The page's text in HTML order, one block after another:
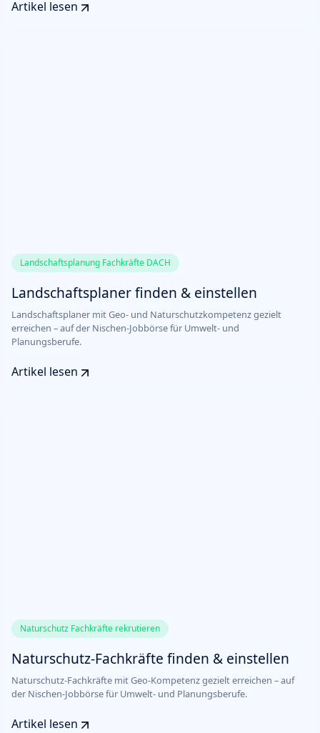
Artikel lesen
Landschaftsplanung Fachkräfte DACH
Landschaftsplaner finden & einstellen
Landschaftsplaner mit Geo- und Naturschutzkompetenz gezielt
erreichen – auf der Nischen-Jobbörse für Umwelt- und
Planungsberufe.
Artikel lesen
Naturschutz Fachkräfte rekrutieren
Naturschutz-Fachkräfte finden & einstellen
Naturschutz-Fachkräfte mit Geo-Kompetenz gezielt erreichen – auf
der Nischen-Jobbörse für Umwelt- und Planungsberufe.
Artikel lesen